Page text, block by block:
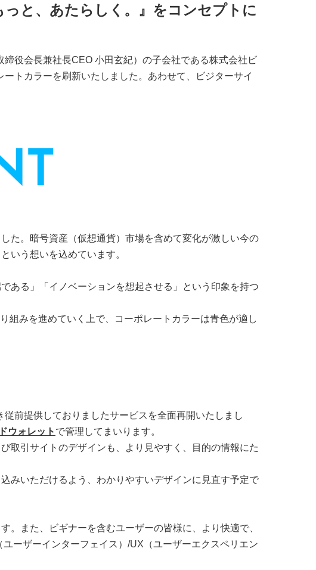
と、あたらしく。』をコンセプトに
役会長兼社長CEO 小田玄紀）の子会社である株式会社ビ
トカラーを刷新いたしました。あわせて、ビジターサイ
た。暗号資産（仮想通貨）市場を含めて変化が激しい今の
いう想いを込めています。
ある」「イノベーションを想起させる」という印象を持つ
組みを進めていく上で、コーポレートカラーは青色が適し
前提供しておりましたサービスを全面再開いたしまし
ウォレット で管理してまいります。
取引サイトのデザインも、より見やすく、目的の情報にた
みいただけるよう、わかりやすいデザインに見直す予定で
また、ビギナーを含むユーザーの皆様に、より快適で、
ーザーインターフェイス）/UX（ユーザーエクスペリエン